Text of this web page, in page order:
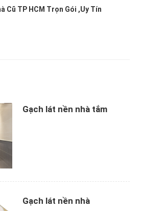
Cũ TP HCM Trọn Gói ,Uy Tín
Gạch lát nền nhà tắm
Gạch lát nền nhà